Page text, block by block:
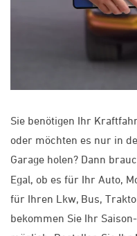
Sie benötigen Ihr
oder möchten es nur in
Garage holen? Dann
Egal, ob es für Ihr Auto,
für Ihren Lkw, Bus,
bekommen Sie Ihr